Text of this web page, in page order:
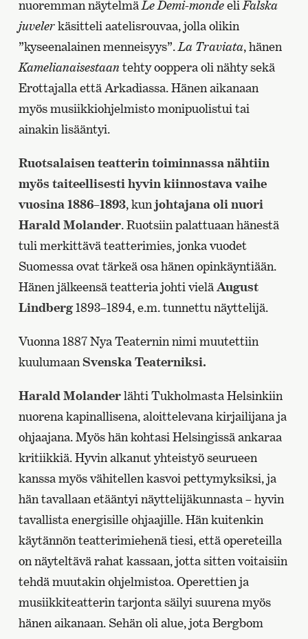
nuoremman näytelmä Le Demi-mondeeli Falska
juvelerkäsitteli aatelisrouvaa, jolla olikin
”kyseenalainen menneisyys”. La Traviata, hänen
Kamelianaisestaantehty ooppera oli nähty sekä
Erottajalla että Arkadiassa. Hänen aikanaan
myös musiikkiohjelmisto monipuolistui tai
ainakin lisääntyi.
Ruotsalaisen teatterin toiminnassa nähtiin
myös taiteellisesti hyvin kiinnostava vaihe
vuosina 1886–1893, kun johtajana oli nuori
Harald Molander. Ruotsiin palattuaan hänestä
tuli merkittävä teatterimies, jonka vuodet
Suomessa ovat tärkeä osa hänen opinkäyntiään.
Hänen jälkeensä teatteria johti vieläAugust
Lindberg1893–1894, e.m. tunnettu näyttelijä.
Vuonna 1887 Nya Teaternin nimi muutettiin
kuulumaan Svenska Teaterniksi.
Harald Molanderlähti Tukholmasta Helsinkiin
nuorena kapinallisena, aloittelevana kirjailijana ja
ohjaajana. Myös hän kohtasi Helsingissä ankaraa
kritiikkiä. Hyvin alkanut yhteistyö seurueen
kanssa myös vähitellen kasvoi pettymyksiksi, ja
hän tavallaan etääntyi näyttelijäkunnasta – hyvin
tavallista energisille ohjaajille. Hän kuitenkin
käytännön teatterimiehenä tiesi, että opereteilla
on näyteltävä rahat kassaan, jotta sitten voitaisiin
tehdä muutakin ohjelmistoa. Operettien ja
musiikkiteatterin tarjonta säilyi suurena myös
hänen aikanaan. Sehän oli alue, jota Bergbom